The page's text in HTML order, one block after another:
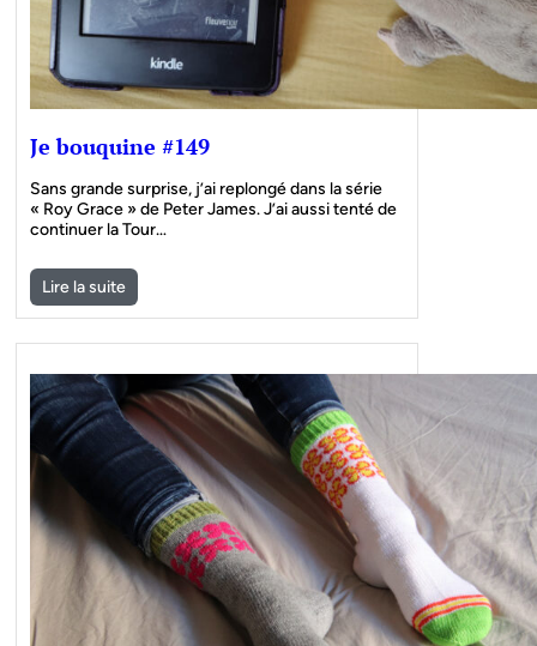
Je bouquine #149
Sans grande surprise, j’ai replongé dans la série
« Roy Grace » de Peter James. J’ai aussi tenté de
continuer la Tour…
Lire la suite